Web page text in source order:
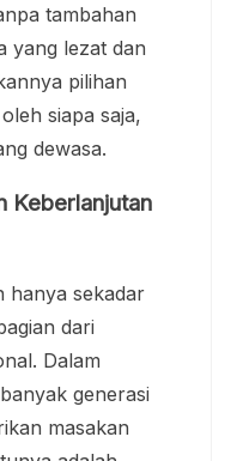
tambahan
yang lezat dan
pilihan
siapa saja,
dewasa.
Keberlanjutan
hanya sekadar
dari
Dalam
generasi
masakan